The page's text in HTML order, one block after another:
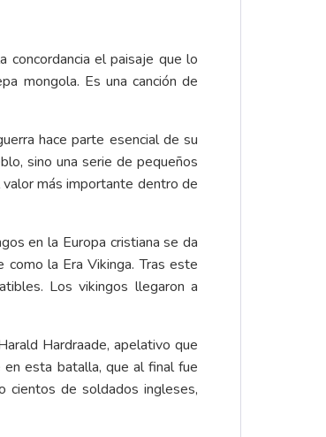
el paisaje que lo
mongola. Es una canción de
hace parte esencial de su
sino una serie de pequeños
más importante dentro de
en la Europa cristiana se da
la Era Vikinga. Tras este
Los vikingos llegaron a
Hardraade, apelativo que
esta batalla, que al final fue
cientos de soldados ingleses,